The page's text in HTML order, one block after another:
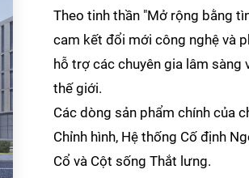
Theo tinh thần "Mở rộng bằng
cam kết đổi mới công nghệ và
hỗ trợ các chuyên gia lâm sàng
thế giới.
Các dòng sản phẩm chính của
Chỉnh hình, Hệ thống Cố định
Cổ và Cột sống Thắt lưng.